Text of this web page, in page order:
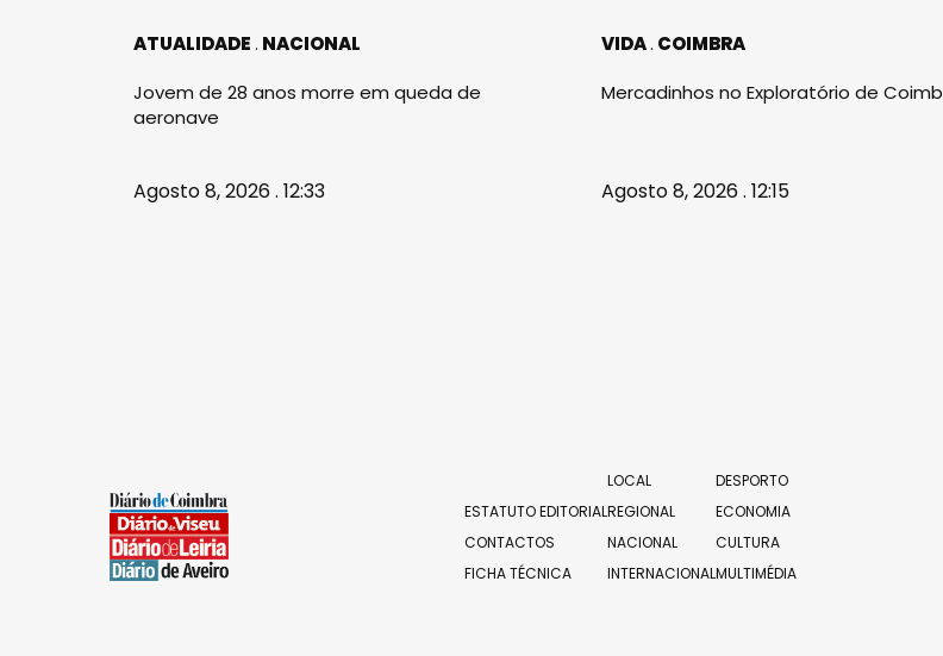
ATUALIDADE NACIONAL
Jovem de 28 anos morre em queda de
aeronave
Agosto 8, 2026 . 12:33
VIDA COIMBRA
Mercadinhos no Exploratório de
Agosto 8, 2026 . 12:15
ESTATUTO EDITORIAL
CONTACTOS
FICHA TÉCNICA
LOCAL
REGIONAL
NACIONAL
INTERNACIONAL
DESPORTO
ECONOMIA
CULTURA
MULTIMÉDIA